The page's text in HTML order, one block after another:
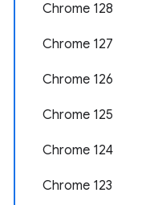
Chrome 128
Chrome 127
Chrome 126
Chrome 125
Chrome 124
Chrome 123